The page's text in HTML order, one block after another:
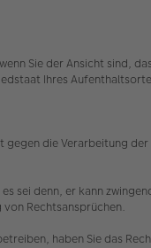
Sie der Ansicht
Ihres
die Verarbeitung
denn, er kann
Rechtsansprüchen.
haben Sie das